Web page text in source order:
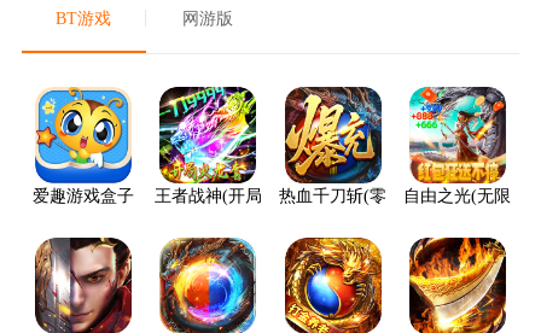
BT游戏 网游版
爱趣游戏盒子 王者战神(开局火龙套)热血千刀斩(零氪送赞爆充)
自由之光(无限红